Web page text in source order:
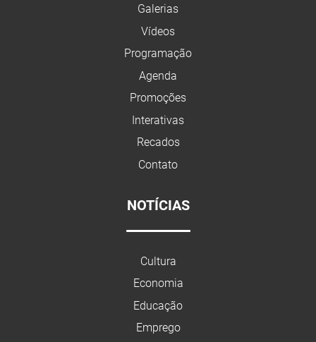
Galerias
Vídeos
Programação
Agenda
Promoções
Interativas
Recados
Contato
NOTÍCIAS
Cultura
Economia
Educação
Emprego